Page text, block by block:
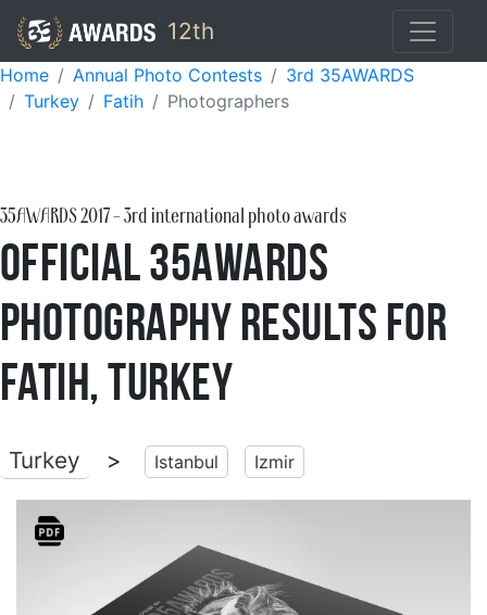
12th
Home Annual Photo Contests
3rd 35AWARDS
Turkey
Fatih Photographers
35AWARDS2017- 3rd international photo awards
Official 35AWARDS
Photography Results for
Fatih, Turkey
Turkey > Istanbul Izmir